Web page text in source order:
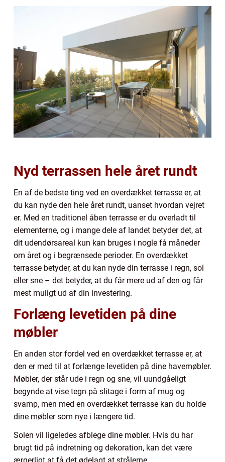
Nyd terrassen hele året rundt
En af de bedste ting ved en overdækket terrasse er, at
du kan nyde den hele året rundt, uanset hvordan vejret
er. Med en traditionel åben terrasse er du overladt til
elementerne, og i mange dele af landet betyder det, at
dit udendørsareal kun kan bruges i nogle få måneder
om året og i begrænsede perioder. En overdækket
terrasse betyder, at du kan nyde din terrasse i regn, sol
eller sne – det betyder, at du får mere ud af den og får
mest muligt ud af din investering.
Forlæng levetiden på dine
møbler
En anden stor fordel ved en overdækket terrasse er, at
den er med til at forlænge levetiden på dine havemøbler.
Møbler, der står ude i regn og sne, vil uundgåeligt
begynde at vise tegn på slitage i form af mug og
svamp, men med en overdækket terrasse kan du holde
dine møbler som nye i længere tid.
Solen vil ligeledes afblege dine møbler. Hvis du har
brugt tid på indretning og dekoration, kan det være